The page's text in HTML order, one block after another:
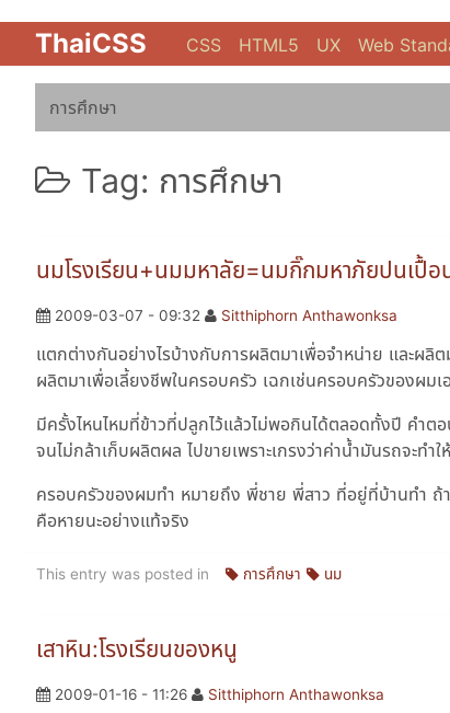
ThaiCSS CSS HTML5 UX Web
การศึกษา
Tag: การศึกษา
นมโรงเรียน+นมมหาลัย=นมกิ๊กมหาภัยปนเปื้อ
2009-03-07 - 09:32 Sitthiphorn Anthawonksa
แตกต่างกันอย่างไรบ้างกับการผลิตมาเพื่อจำหน่าย และผลิ
ผลิตมาเพื่อเลี้ยงชีพในครอบครัว เฉกเช่นครอบครัวของผม
มีครั้งไหนไหมที่ข้าวที่ปลูกไว้แล้วไม่พอกินได้ตลอดทั้งปี คำ
จนไม่กล้าเก็บผลิตผล ไปขายเพราะเกรงว่าค่าน้ำมันรถจะท
ครอบครัวของผมทำ หมายถึง พี่ชาย พี่สาว ที่อยู่ที่บ้านทำ ถ้
คือหายนะอย่างแท้จริง
This entry was posted in การศึกษา นม
เสาหิน:โรงเรียนของหนู
2009-01-16 - 11:26 Sitthiphorn Anthawonksa